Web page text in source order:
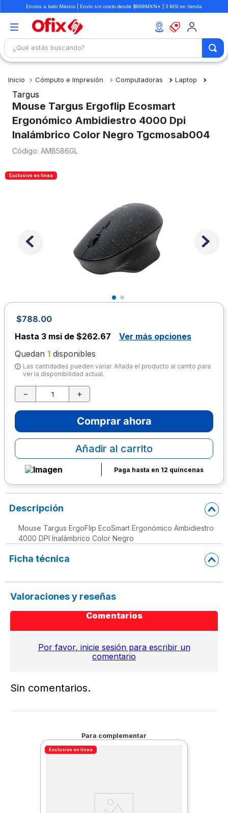
Envíos a todo México | Envío sin costo desde $999MXN* | 3 MSI en tienda
¿Qué estás buscando?
Cómputo e Impresión Computadoras Laptop
Targus
Mouse Targus Ergoflip Ecosmart
Ergonómico Ambidiestro 4000 Dpi
Inalámbrico Color Negro Tgcmosab004
: AMB586GL
Exclusivo en línea
$788.00
Hasta 3 msi de $262.67
Ver más opciones
Quedan 1 disponibles
Las cantidades pueden variar. Añada el producto al carrito para
ver la disponibilidad actual.
＋
－
Comprar ahora
Añadir al carrito
Paga hasta en 12 quincenas
Descripción
Mouse Targus ErgoFlip EcoSmart Ergonómico Ambidiestro
4000 DPI Inalámbrico Color Negro
Ficha técnica
Valoraciones y reseñas
Comentarios
Por favor, inicie sesión para escribir un
comentario
Sin comentarios.
Para complementar
Exclusivo en línea
1.
mochilas
2 .
libretas
3.
cuaderno
4.
cuadernos
5.
colores
6.
boligrafo
lapiz